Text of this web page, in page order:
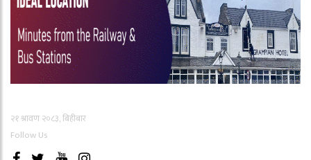
२१ श्रावण २०८३, बिहीबार
Follow Us